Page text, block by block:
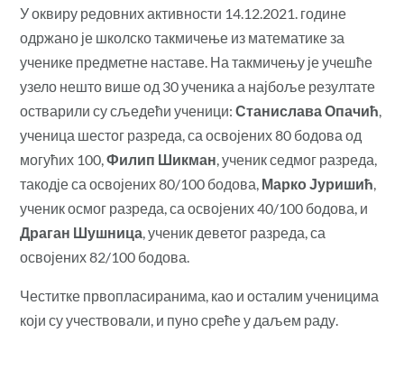
У оквиру редовних активности 14.12.2021. године
одржано је школско такмичење из математике за
ученике предметне наставе. На такмичењу је учешће
узело нешто више од 30 ученика а најбоље резултате
остварили су сљедећи ученици:Станислава Опачић
ученица шестог разреда, са освојених 80 бодова од
могућих 100,Филип Шикман , ученик седмог разреда,
такодје са освојених 80/100 бодова, Марко Јуришић
ученик осмог разреда, са освојених 40/100 бодова, и
Драган Шушница , ученик деветог разреда, са
освојених 82/100 бодова.
Честитке првопласиранима, као и осталим ученицима
који су учествовали, и пуно среће у даљем раду.